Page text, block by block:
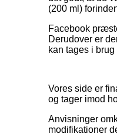
(200 ml)
Facebook
Derudover er
kan tages i
Vores side er
og tager imod
Anvisninger
modifikationer